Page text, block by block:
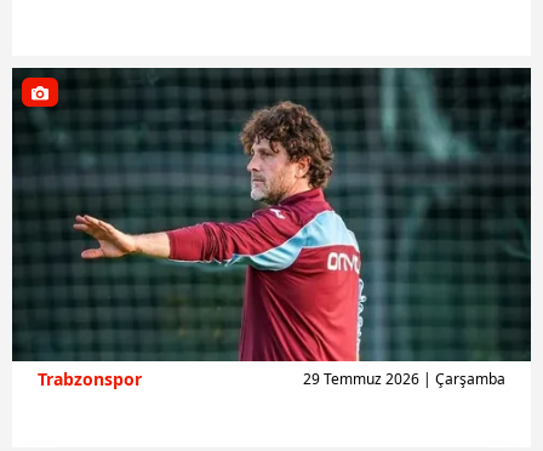
Trabzonspor 29 Temmuz 2026 | Çarşamba